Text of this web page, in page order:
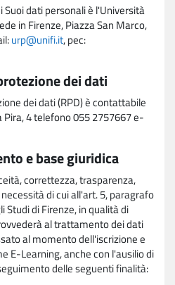
dati personali è l'Università
in Firenze, Piazza San Marco,
urp@unifi.it, pec:
dei dati
dei dati (RPD) è contattabile
Pira, 4 telefono 055 2757667 e-
e base giuridica
correttezza, trasparenza,
di cui all'art. 5, paragrafo
Studi di Firenze, in qualità di
al trattamento dei dati
al momento dell'iscrizione e
E-Learning, anche con l'ausilio di
delle seguenti finalità: